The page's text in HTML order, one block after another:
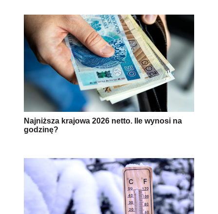
Najniższa krajowa 2026 netto. Ile wynosi na
godzinę?